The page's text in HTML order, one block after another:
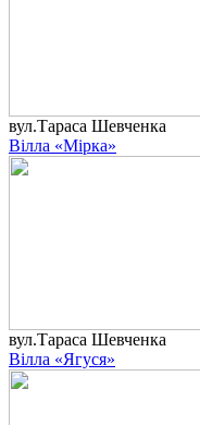
вул.Тараса Шевченка
Вілла «Мірка»
вул.Тараса Шевченка
Вілла «Ягуся»